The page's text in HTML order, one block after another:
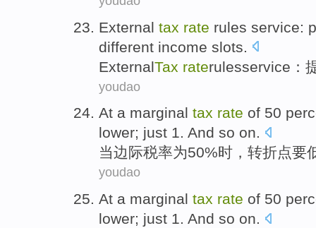
External tax rate rules service:
different income slots.
ExternalTax raterulesservice ：
youdao
At a marginal tax rate of 50
lower; just 1. And so on.
当边际税率为50%时， 转折点要
youdao
At a marginal tax rate of 50
lower; just 1. And so on.